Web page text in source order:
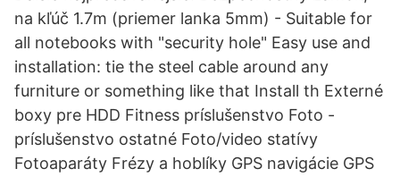
na kľúč 1.7m (priemer lanka 5mm) - Suitable for
all notebooks with "security hole" Easy use and
installation: tie the steel cable around any
furniture or something like that Install th Externé
boxy pre HDD Fitness príslušenstvo Foto -
príslušenstvo ostatné Foto/video statívy
Fotoaparáty Frézy a hoblíky GPS navigácie GPS